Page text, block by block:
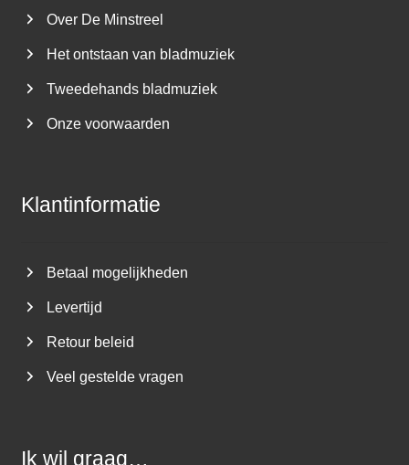
Over De Minstreel
Het ontstaan van bladmuziek
Tweedehands bladmuziek
Onze voorwaarden
Klantinformatie
Betaal mogelijkheden
Levertijd
Retour beleid
Veel gestelde vragen
Ik wil graag…